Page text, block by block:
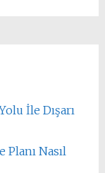
İle Dışarı
Nasıl